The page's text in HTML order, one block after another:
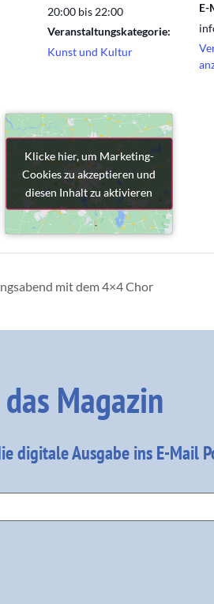
20:00 bis 22:00
Veranstaltungskategorie:
Kunst und Kultur
E-
Klicke hier, um Marketing-
Cookies zu akzeptieren und
diesen Inhalt zu aktivieren
Klicke hier, um Marketing-
Cookies zu akzeptieren und
diesen Inhalt zu aktivieren
mit dem 4×4 Chor
das Magazin
digitale Ausgabe ins E-Mail